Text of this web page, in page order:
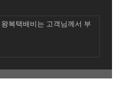
복택배비는 고객님께서 부